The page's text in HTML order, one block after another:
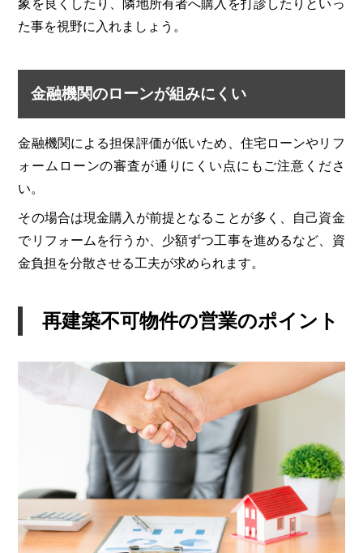
た事を視野に入れましょう。
金融機関のローンが組みにくい
金融機関による担保評価が低いため、住宅ローンやリフ
ォームローンの審査が通りにくい点にもご注意くださ
い。
その場合は現金購入が前提となることが多く、自己資金
でリフォームを行うか、少額ずつ工事を進めるなど、資
金負担を分散させる工夫が求められます。
再建築不可物件の営業のポイント